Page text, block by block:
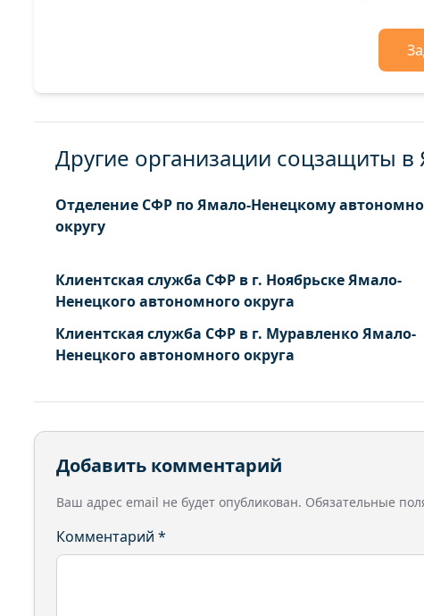
Другие организации соцзащиты
Отделение СФР по Ямало-Ненецкому
округу
Клиентская служба СФР в г. Ноябрьске Ямало-
Ненецкого автономного округа
Клиентская служба СФР в г. Муравленко Ямало-
Ненецкого автономного округа
Добавить комментарий
Ваш адрес email не будет опубликован. Обязательные
Комментарий *